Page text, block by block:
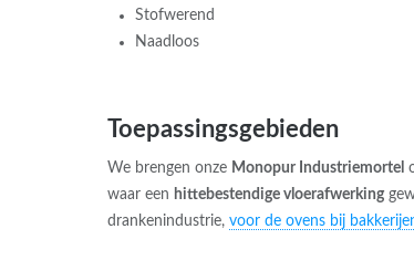
Stofwerend
Naadloos
Toepassingsgebieden
We brengen onze Monopur Industriemortel
waar een hittebestendige vloerafwerking
drankenindustrie, voor de ovens bij